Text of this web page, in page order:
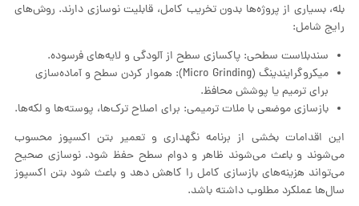
بله، بسیاری از پروژه‌ها بدون تخریب کامل، قابلیت نوسازی دارند. روش‌های
رایج شامل:
سندبلاست سطحی: پاکسازی سطح از آلودگی و لایه‌های فرسوده.
میکروگرایندینگ (Micro Grinding): هموار کردن سطح و آماده‌سازی
برای ترمیم یا پوشش محافظ.
بازسازی موضعی با ملات ترمیمی: برای اصلاح ترک‌ها، پوسته‌ها و لکه‌ها.
این اقدامات بخشی از برنامه نگهداری و تعمیر بتن اکسپوز محسوب
می‌شوند و باعث می‌شوند ظاهر و دوام سطح حفظ شود. نوسازی صحیح
می‌تواند هزینه‌های بازسازی کامل را کاهش دهد و باعث شود بتن اکسپوز
سال‌ها عملکرد مطلوب داشته باشد.